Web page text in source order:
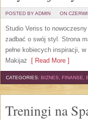
POSTED BY ADMIN ON
Studio Veriss to
zadbać o swój styl. Strona
pełne kobiecych inspiracji,
Makijaż [ Read More ]
CATEGORIES: BIZNES, FINANSE,
Treningi na